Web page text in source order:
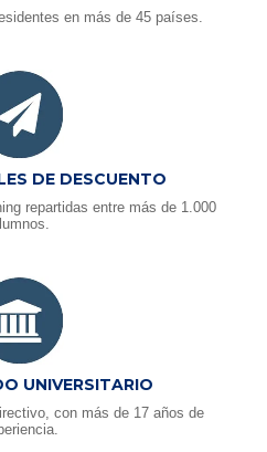
en más de 45 países.
DE DESCUENTO
repartidas entre más de 1.000
UNIVERSITARIO
con más de 17 años de